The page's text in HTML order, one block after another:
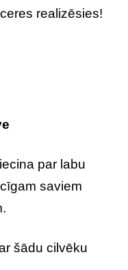
realizēsies!
par labu
saviem
šādu cilvēku